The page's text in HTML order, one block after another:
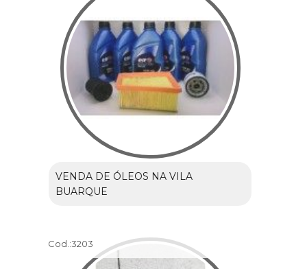
VENDA DE ÓLEOS NA VILA
BUARQUE
Cod.:3203